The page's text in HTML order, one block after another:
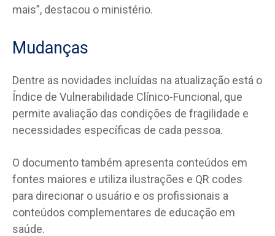
mais”, destacou o ministério.
Mudanças
Dentre as novidades incluídas na atualização está o
Índice de Vulnerabilidade Clínico-Funcional, que
permite avaliação das condições de fragilidade e
necessidades específicas de cada pessoa.
O documento também apresenta conteúdos em
fontes maiores e utiliza ilustrações e QR codes
para direcionar o usuário e os profissionais a
conteúdos complementares de educação em
saúde.